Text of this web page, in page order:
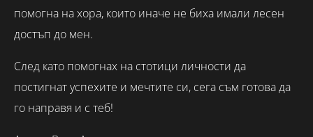
помогна на хора, които иначе не биха имали лесен
достъп до мен.
След като помогнах на стотици личности да
постигнат успехите и мечтите си, сега съм готова да
го направя и с теб!